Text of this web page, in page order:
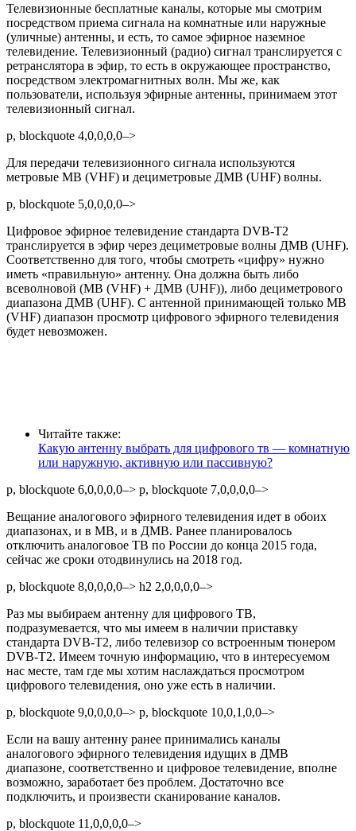
Телевизионные бесплатные каналы, которые мы смотрим
посредством приема сигнала на комнатные или наружные
(уличные) антенны, и есть, то самое эфирное наземное
телевидение. Телевизионный (радио) сигнал транслируется с
ретранслятора в эфир, то есть в окружающее пространство,
посредством электромагнитных волн. Мы же, как
пользователи, используя эфирные антенны, принимаем этот
телевизионный сигнал.
p, blockquote 4,0,0,0,0–>
Для передачи телевизионного сигнала используются
метровые МВ (VHF) и дециметровые ДМВ (UHF) волны.
p, blockquote 5,0,0,0,0–>
Цифровое эфирное телевидение стандарта DVB-T2
транслируется в эфир через дециметровые волны ДМВ (UHF).
Соответственно для того, чтобы смотреть «цифру» нужно
иметь «правильную» антенну. Она должна быть либо
всеволновой (МВ (VHF) + ДМВ (UHF)), либо дециметрового
диапазона ДМВ (UHF). С антенной принимающей только МВ
(VHF) диапазон просмотр цифрового эфирного телевидения
будет невозможен.
Читайте также:
Какую антенну выбрать для цифрового тв — комнатную
или наружную, активную или пассивную?
p, blockquote 6,0,0,0,0–> p, blockquote 7,0,0,0,0–>
Вещание аналогового эфирного телевидения идет в обоих
диапазонах, и в МВ, и в ДМВ. Ранее планировалось
отключить аналоговое ТВ по России до конца 2015 года,
сейчас же сроки отодвинулись на 2018 год.
p, blockquote 8,0,0,0,0–> h2 2,0,0,0,0–>
Раз мы выбираем антенну для цифрового ТВ,
подразумевается, что мы имеем в наличии приставку
стандарта DVB-T2, либо телевизор со встроенным тюнером
DVB-T2. Имеем точную информацию, что в интересуемом
нас месте, там где мы хотим наслаждаться просмотром
цифрового телевидения, оно уже есть в наличии.
p, blockquote 9,0,0,0,0–> p, blockquote 10,0,1,0,0–>
Если на вашу антенну ранее принимались каналы
аналогового эфирного телевидения идущих в ДМВ
диапазоне, соответственно и цифровое телевидение, вполне
возможно, заработает без проблем. Достаточно все
подключить, и произвести сканирование каналов.
p, blockquote 11,0,0,0,0–>